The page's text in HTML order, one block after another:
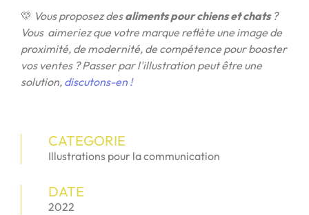
💛 Vous proposez desaliments pour chiens et chats?
Vous aimeriez que votre marque reflète une image de
proximité, de modernité, de compétence pour booster
vos ventes ? Passer par l'illustration peut être une
solution, discutons-en !
CATEGORIE
Illustrations pour la communication
DATE
2022